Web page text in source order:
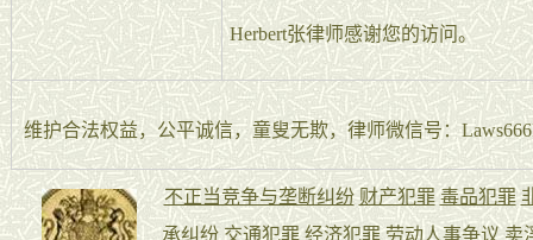
Herbert张律师感谢您的访问。
维护合法权益，公平诚信，童叟无欺，律师微信号：